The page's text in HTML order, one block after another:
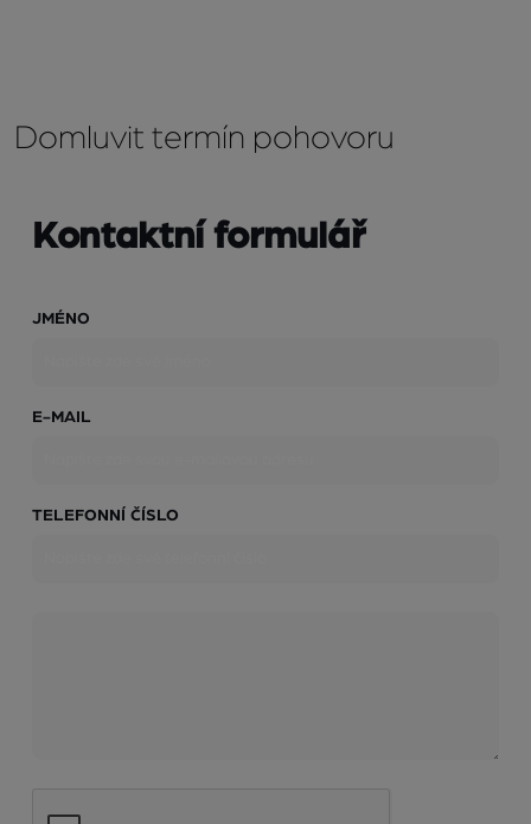
Domluvit termín pohovoru
Kontaktní formulář
JMÉNO
E-MAIL
TELEFONNÍ ČÍSLO